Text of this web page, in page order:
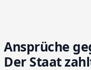
Ansprüche
Der Staat